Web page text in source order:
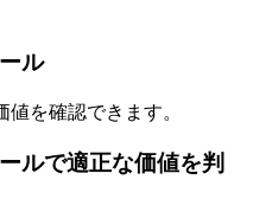
ル
を確認できます。
ルで適正な価値を判